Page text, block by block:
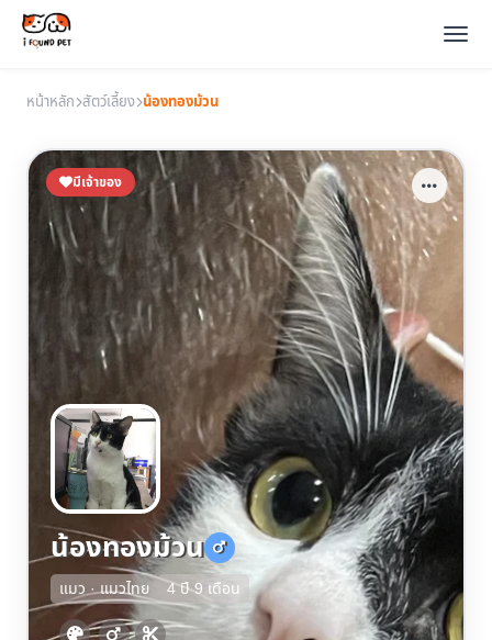
หน้าหลัก สัตว์เลี้ยง น้องทองม้วน
มีเจ้าของ
น้องทองม้วน
แมว · แมวไทย 4 ปี 9 เดือน